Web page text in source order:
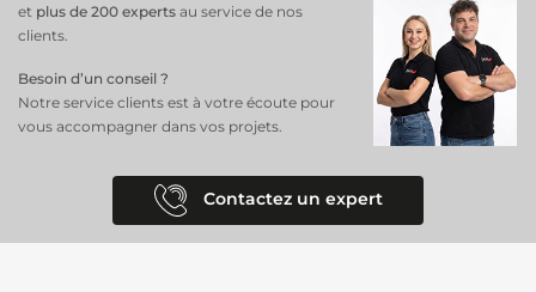
et plus de 200 experts au service de nos
clients.
Besoin d’un conseil ?
Notre service clients est à votre écoute pour
vous accompagner dans vos projets.
Contactez un expert